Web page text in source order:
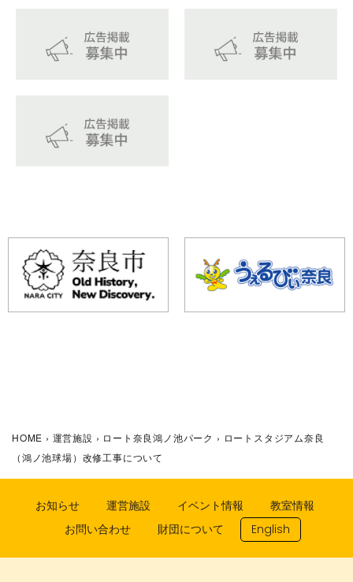
HOME › 運営施設 › ロート奈良鴻ノ池パーク › ロートスタジアム奈良
（鴻ノ池球場）改修工事について
お知らせ 運営施設 イベント情報
教室情報
お問い合わせ
財団について English